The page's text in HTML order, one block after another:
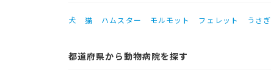
犬 猫 ハムスター モルモット フェレット うさぎ
都道府県から動物病院を探す